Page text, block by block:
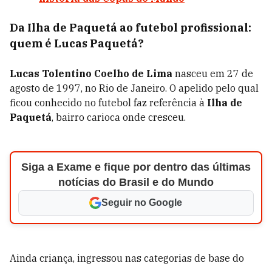
Da Ilha de Paquetá ao futebol profissional:
quem é Lucas Paquetá?
Lucas Tolentino Coelho de Lima nasceu em 27 de
agosto de 1997, no Rio de Janeiro. O apelido pelo qual
ficou conhecido no futebol faz referência à Ilha de
Paquetá, bairro carioca onde cresceu.
Siga a Exame e fique por dentro das últimas
notícias do Brasil e do Mundo
Seguir no Google
Ainda criança, ingressou nas categorias de base do